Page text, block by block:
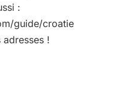
:
guide/croatie
adresses !